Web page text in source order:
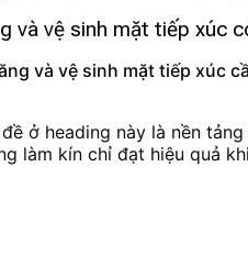
và vệ sinh mặt tiếp xúc
và vệ sinh mặt tiếp xúc
ở heading này là nền
làm kín chỉ đạt hiệu quả